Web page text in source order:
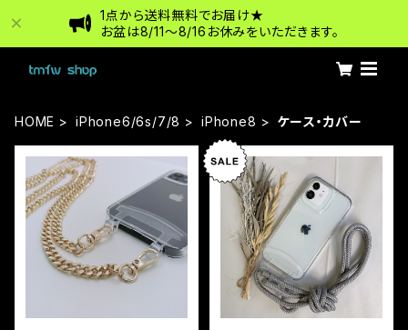
1点から送料無料でお届け★
お盆は8/11〜8/16お休みをいただきます。
HOME iPhone6/6s/7/8 iPhone8 ケース・カバー